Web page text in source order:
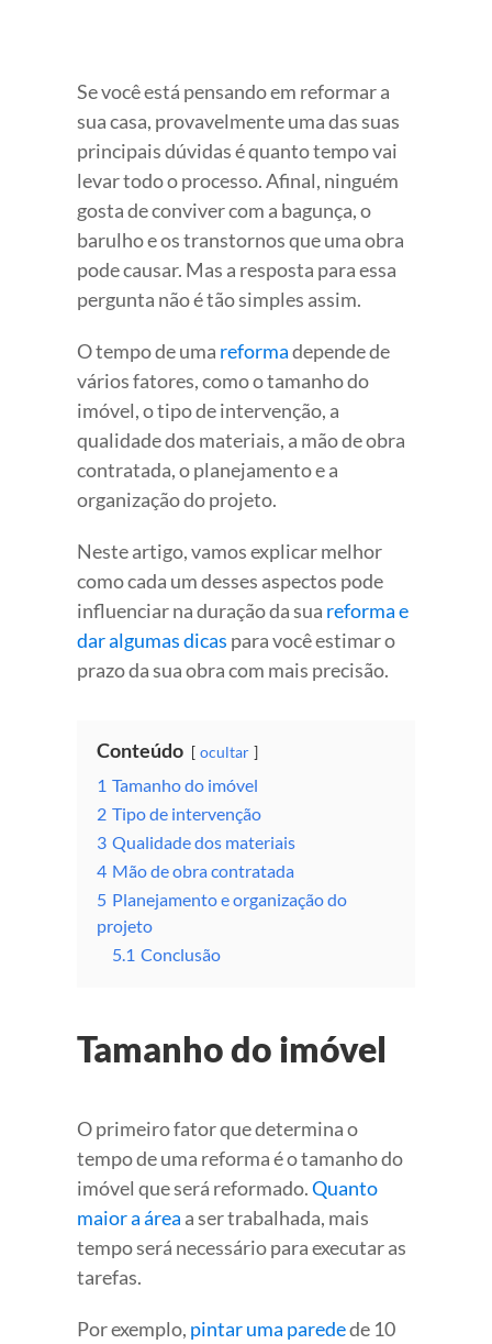
Se você está pensando em reformar a
sua casa, provavelmente uma das suas
principais dúvidas é quanto tempo vai
levar todo o processo. Afinal, ninguém
gosta de conviver com a bagunça, o
barulho e os transtornos que uma obra
pode causar. Mas a resposta para essa
pergunta não é tão simples assim.
O tempo de uma reformadepende de
vários fatores, como o tamanho do
imóvel, o tipo de intervenção, a
qualidade dos materiais, a mão de obra
contratada, o planejamento e a
organização do projeto.
Neste artigo, vamos explicar melhor
como cada um desses aspectos pode
influenciar na duração da sua reforma e
dar algumas dicas para você estimar o
prazo da sua obra com mais precisão.
Conteúdo ocultar
1 Tamanho do imóvel
2 Tipo de intervenção
3 Qualidade dos materiais
4 Mão de obra contratada
5 Planejamento e organização do
projeto
5.1 Conclusão
Tamanho do imóvel
O primeiro fator que determina o
tempo de uma reforma é o tamanho do
imóvel que será reformado.Quanto
maior a área a ser trabalhada, mais
tempo será necessário para executar as
tarefas.
Por exemplo, pintar uma paredede 10